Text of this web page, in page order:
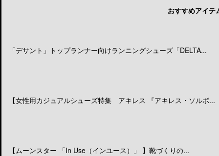
おすすめアイテ
「デサント」トップランナー向けランニングシューズ「DELTA...
【女性用カジュアルシューズ特集 アキレス 『アキレス・ソルボ...
【ムーンスター 「In Use（インユース）」 】靴づくりの...